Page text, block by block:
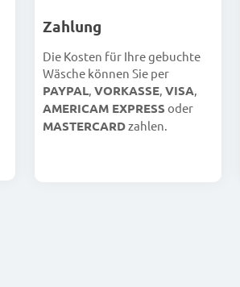
Zahlung
Die Kosten für Ihre gebuchte
Wäsche können Sie per
PAYPAL, VORKASSE, VISA,
AMERICAM EXPRESS oder
MASTERCARDzahlen.